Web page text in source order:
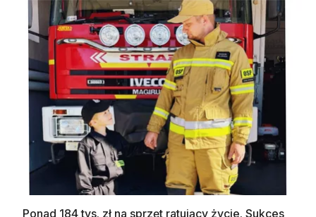
Ponad 184 tys. zł na sprzęt ratujący życie. Sukces